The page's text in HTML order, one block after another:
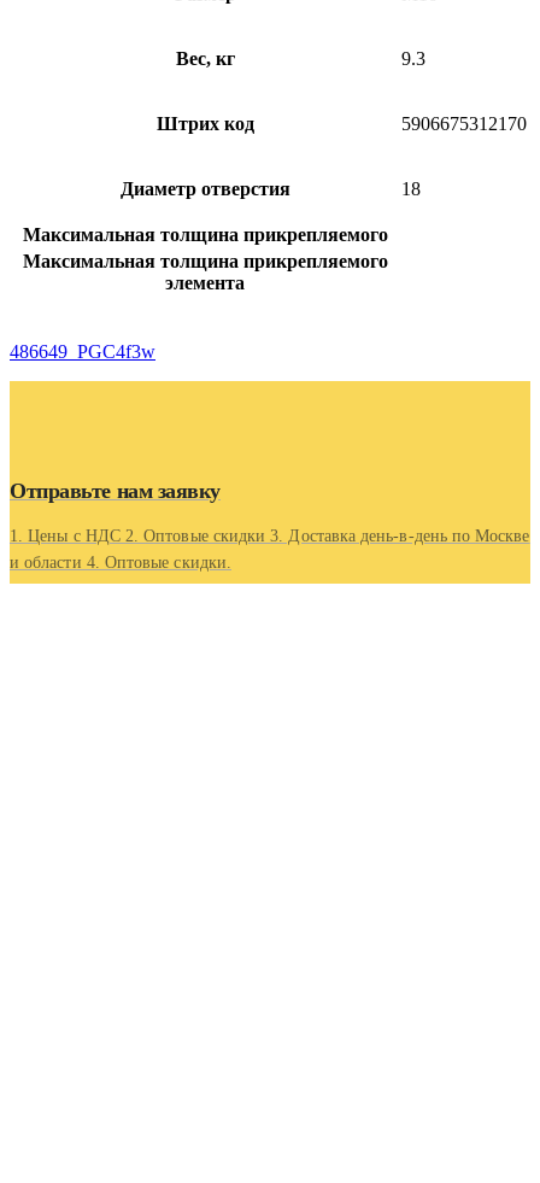
Вес, кг 9.3
Штрих код 5906675312170
Диаметр отверстия 18
Максимальная толщина прикрепляемого
Максимальная толщина прикрепляемого
элемента
486649_PGC4f3w
Отправьте нам заявку
1. Цены с НДС 2. Оптовые скидки 3. Доставка день-в-день по Москве
и области 4. Оптовые скидки.